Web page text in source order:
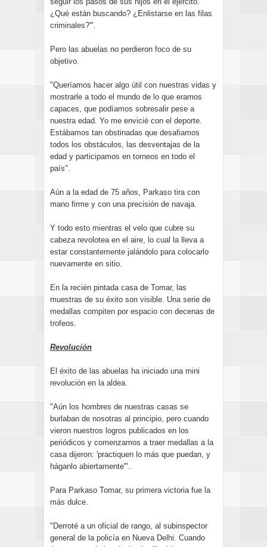
¿Qué están buscando? ¿Enlistarse en las filas
criminales?'".
Pero las abuelas no perdieron foco de su
objetivo.
"Queríamos hacer algo útil con nuestras vidas y
mostrarle a todo el mundo de lo que eramos
capaces, que podíamos sobresalir pese a
nuestra edad. Yo me envicié con el deporte.
Estábamos tan obstinadas que desafiamos
todos los obstáculos, las desventajas de la
edad y participamos en torneos en todo el
país".
Aún a la edad de 75 años, Parkaso tira con
mano firme y con una precisión de navaja.
Y todo esto mientras el velo que cubre su
cabeza revolotea en el aire, lo cual la lleva a
estar constantemente jalándolo para colocarlo
nuevamente en sitio.
En la recién pintada casa de Tomar, las
muestras de su éxito son visible. Una serie de
medallas compiten por espacio con decenas de
trofeos.
Revolución
El éxito de las abuelas ha iniciado una mini
revolución en la aldea.
"Aún los hombres de nuestras casas se
burlaban de nosotras al principio, pero cuando
vieron nuestros logros publicados en los
periódicos y comenzamos a traer medallas a la
casa dijeron: 'practiquen lo más que puedan, y
háganlo abiertamente'".
Para Parkaso Tomar, su primera victoria fue la
más dulce.
"Derroté a un oficial de rango, al subinspector
general de la policía en Nueva Delhi. Cuando